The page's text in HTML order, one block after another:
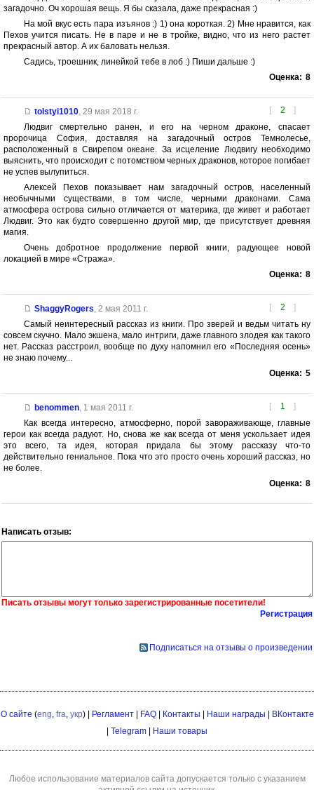
загадочно. Оч хорошая вещь. Я бы сказала, даже прекрасная :)
На мой вкус есть пара изъянов :) 1) она короткая. 2) Мне нравится, как
Пехов учится писать. Не в паре и не в тройке, видно, что из него растет
прекрасный автор. А их баловать нельзя.
Садись, троешник, линейкой тебе в лоб :) Пиши дальше :)
Оценка: 8
[ 2 ]
tolstyi1010, 29 мая 2018 г.
Людвиг смертельно ранен, и его на черном драконе, спасает
пророчица София, доставляя на загадочный остров Темнолесье,
расположенный в Свирепом океане. За исцеление Людвигу необходимо
выяснить, что происходит с потомством черных драконов, которое погибает
не успев вылупиться.
Алексей Пехов показывает нам загадочный остров, населенный
необычными существами, в том числе, черными драконами. Сама
атмосфера острова сильно отличается от материка, где живет и работает
Людвиг. Это как будто совершенно другой мир, где присутствует древняя
магия.
Очень добротное продолжение первой книги, радующее новой
локацией в мире «Стража».
Оценка: 8
[ 2 ]
ShaggyRogers 2 мая 2011 г.
Самый неинтересный рассказ из книги. Про зверей и ведьм читать ну
совсем скучно. Мало экшена, мало интриги, даже главного злодея как такого
нет. Рассказ расстроил, вообще по духу напомнил его «Последняя осень»
не знаю почему...
Оценка: 5
[ 1 ]
benommen, 1 мая 2011 г.
Как всегда интересно, атмосферно, порой завораживающе, главные
герои как всегда радуют. Но, снова же как всегда от меня ускользает идея
это всего, та идея, которая придала бы этому рассказу что-то
действительно гениальное. Пока что это просто очень хороший рассказ, но
не более.
Оценка: 8
Написать отзыв:
Писать отзывы могут только зарегистрированные посетители!
Регистрация
Подписаться на отзывы о произведении
О сайте (eng fra укр) | Регламент| FAQ| Контакты | Наши награды | ВКонтакте
| Telegram | Наши товары
Любое использование материалов сайта допускается только с указанием